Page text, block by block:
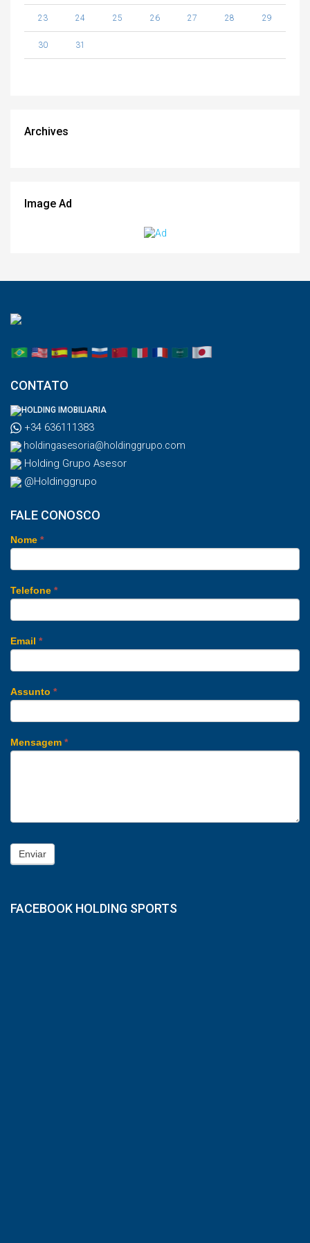
23 24 25 26 27 28 29
30 31
Archives
Image Ad
CONTATO
HOLDING IMOBILIARIA
+34 636111383
holdingasesoria@holdinggrupo.com
Holding Grupo Asesor
@Holdinggrupo
FALE CONOSCO
Nome *
Telefone *
Email *
Assunto *
Mensagem *
Enviar
FACEBOOK HOLDING SPORTS